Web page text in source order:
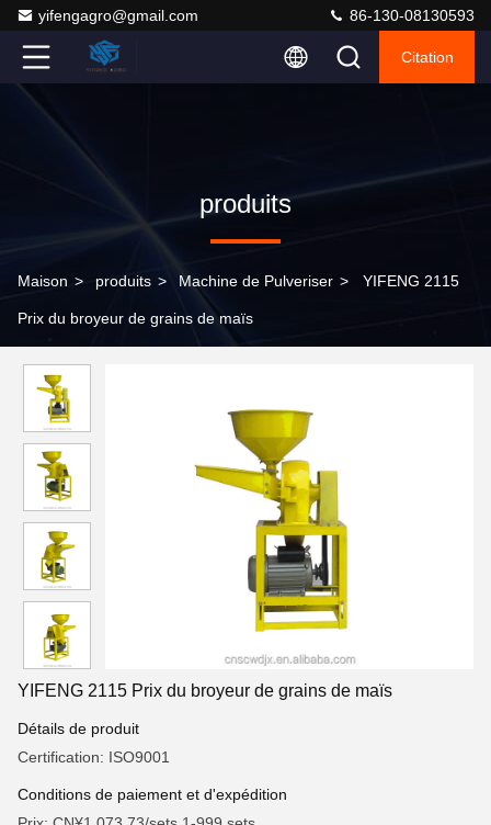
yifengagro@gmail.com 86-130-08130593
Citation
produits
Maison > produits > Machine de Pulveriser > YIFENG 2115
Prix du broyeur de grains de maïs
YIFENG 2115 Prix du broyeur de grains de maïs
Détails de produit
Certification: ISO9001
Conditions de paiement et d'expédition